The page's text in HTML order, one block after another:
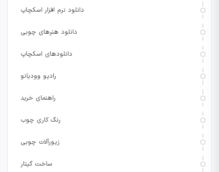
دانلود نرم افزار اسکچاپ
دانلود هنرهای چوبی
دانلودهای اسکچاپ
رادیو وودیانو
راهنمای خرید
رنگ کاری چوب
زیورآلات چوبی
ساخت گیتار